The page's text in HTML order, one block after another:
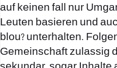
auf keinen fall nur
Leuten basieren und
blou? unterhalten.
Gemeinschaft zulassig